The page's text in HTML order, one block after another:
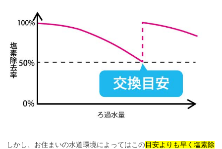
しかし、お住まいの水道環境によってはこの目安よりも早く塩素除